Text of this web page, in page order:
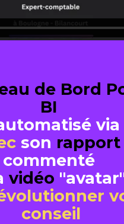
de Bord
BI
via
son rapport
commenté
vidéo
conseil